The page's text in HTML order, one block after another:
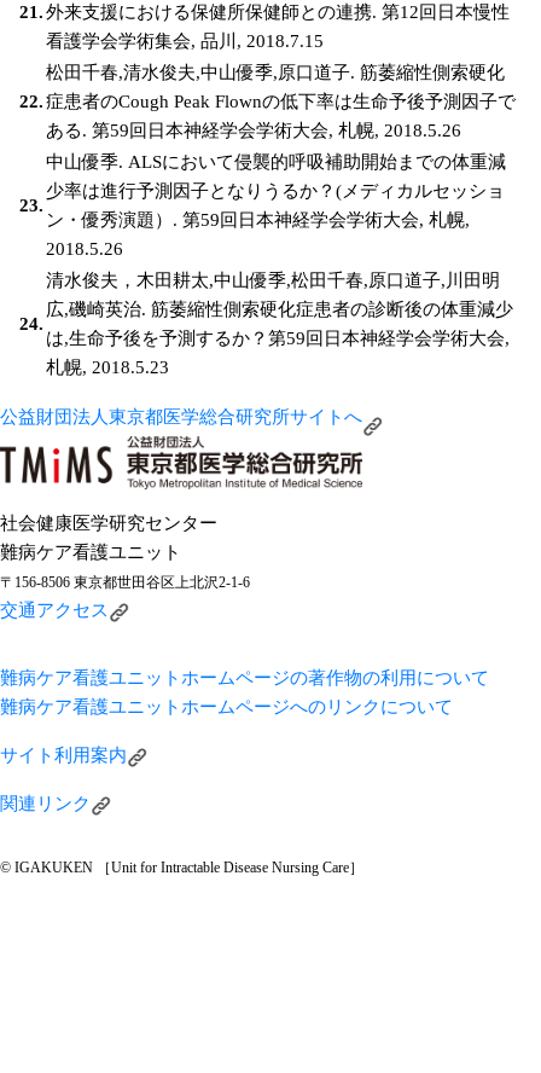
21.外来支援における保健所保健師との連携. 第12回日本慢性
看護学会学術集会, 品川, 2018.7.15
22.
松田千春,清水俊夫,中山優季,原口道子. 筋萎縮性側索硬化
症患者のCough Peak Flownの低下率は生命予後予測因子で
ある. 第59回日本神経学会学術大会, 札幌, 2018.5.26
23.
中山優季. ALSにおいて侵襲的呼吸補助開始までの体重減
少率は進行予測因子となりうるか？(メディカルセッショ
ン・優秀演題）. 第59回日本神経学会学術大会, 札幌,
2018.5.26
24.
清水俊夫，木田耕太,中山優季,松田千春,原口道子,川田明
広,磯崎英治. 筋萎縮性側索硬化症患者の診断後の体重減少
は,生命予後を予測するか？第59回日本神経学会学術大会,
札幌, 2018.5.23
公益財団法人東京都医学総合研究所サイトへ
社会健康医学研究センター
難病ケア看護ユニット
〒156-8506 東京都世田谷区上北沢2-1-6
交通アクセス
難病ケア看護ユニットホームページの著作物の利用について
難病ケア看護ユニットホームページへのリンクについて
サイト利用案内
関連リンク
© IGAKUKEN ［Unit for Intractable Disease Nursing Care］